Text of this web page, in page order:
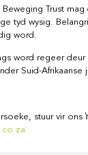
Trust
tyd wysig.
word.
word regeer deur
Suid-Afrikaanse
stuur vir ons